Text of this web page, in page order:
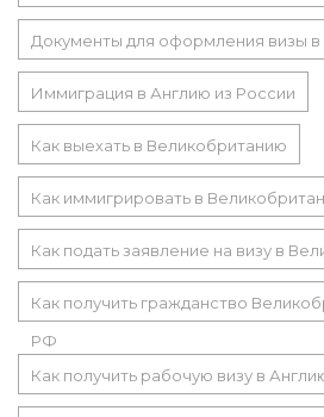
Документы для оформления визы в
Иммиграция в Англию из России
Как выехать в Великобританию
Как иммигрировать в
Как подать заявление на визу в
Как получить гражданство
РФ
Как получить рабочую визу в